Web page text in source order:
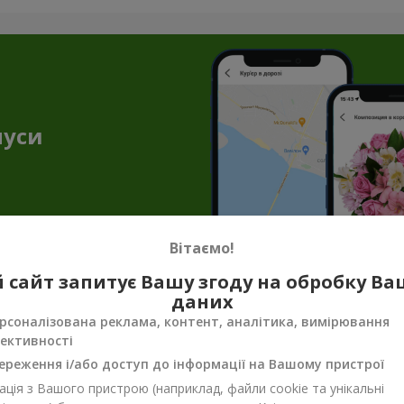
квіткова пропозиція зі
Спеціально для вас, ми підготували унікальне рішення -
створений таким чином, щоб задовольнити усі ваші
Вам більше не доведеться витрачати години на вибір
Вітаємо!
сайт запитує Вашу згоду на обробку
даних
реклама, контент, аналітика, вимірювання
і/або доступ до інформації на Вашому пристрої
з Вашого пристрою (наприклад, файли cookie та унікальні